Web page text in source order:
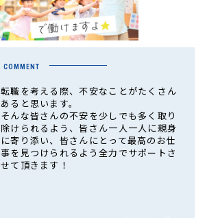
COMMENT
転職を考える際、不安なことがたくさん
あると思います。
そんな皆さんの不安を少しでも多く取り
除けられるよう、皆さん一人一人に親身
に寄り添い、皆さんにとって最高のお仕
事を見つけられるよう全力でサポートさ
せて頂きます！